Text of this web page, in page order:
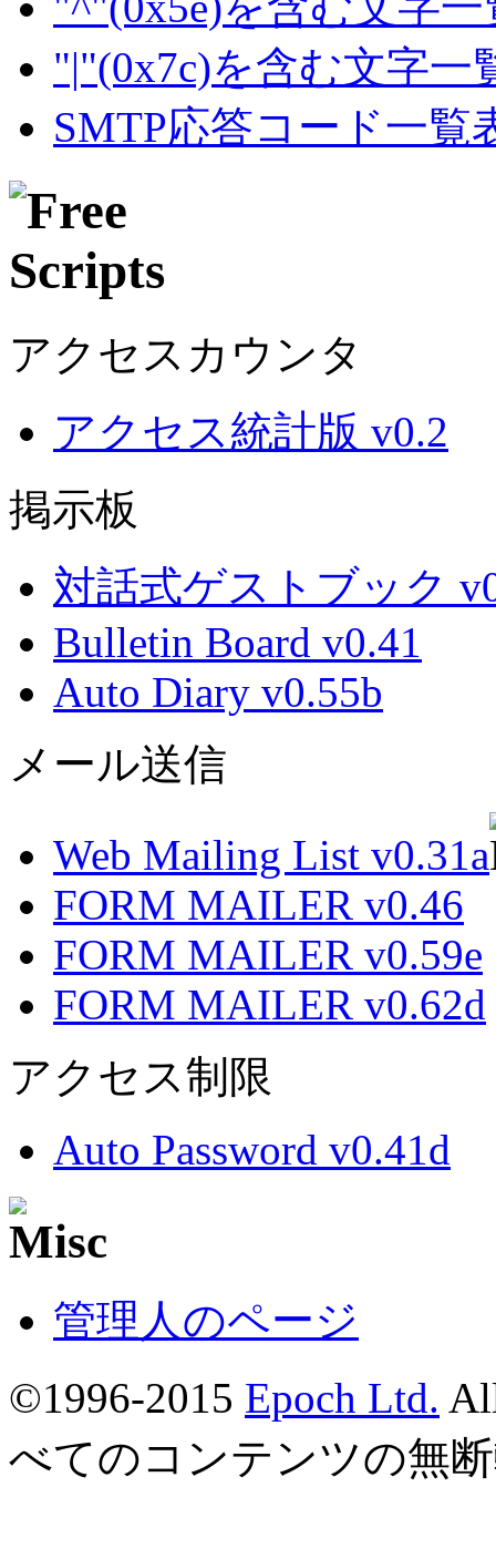
"|"(0x7c)を含む文字一
SMTP応答コード一覧
アクセスカウンタ
アクセス統計版 v0.2
掲示板
対話式ゲストブック
Bulletin Board v0.41
Auto Diary v0.55b
メール送信
Web Mailing List v0.31a
FORM MAILER v0.46
FORM MAILER v0.59e
FORM MAILER v0.62d
アクセス制限
Auto Password v0.41d
管理人のページ
©1996-2015 Epoch Ltd.
べてのコンテンツの無